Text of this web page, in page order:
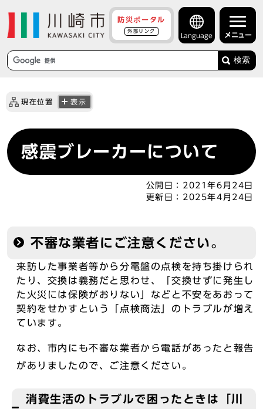
防災ポータル
外部リンク
Language メニュー
検索
現在位置 表示
感震ブレーカーについて
公開日： 2021年6月24日
更新日： 2025年4月24日
不審な業者にご注意ください。
来訪した事業者等から分電盤の点検を持ち掛けられ
たり、交換は義務だと思わせ、「交換せずに発生し
た火災には保険がおりない」などと不安をあおって
契約をせかすという「点検商法」のトラブルが増え
ています。
なお、市内にも不審な業者から電話があったと報告
がありましたので、ご注意ください。
消費生活のトラブルで困ったときは「川